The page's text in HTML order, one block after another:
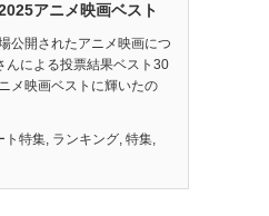
アニメ映画ベスト
公開されたアニメ映画につ
んによる投票結果ベスト30
メ映画ベストに輝いたの
ト特集, ランキング, 特集,